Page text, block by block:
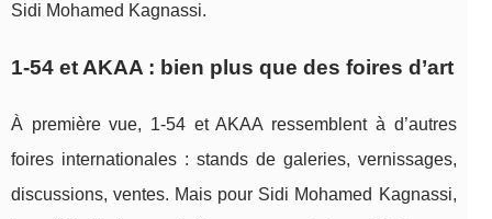
Sidi Mohamed Kagnassi.
1‑54 et AKAA : bien plus que des foires d’art
À première vue, 1‑54 et AKAA ressemblent à d’autres
foires internationales : stands de galeries, vernissages,
discussions, ventes. Mais pour Sidi Mohamed Kagnassi,